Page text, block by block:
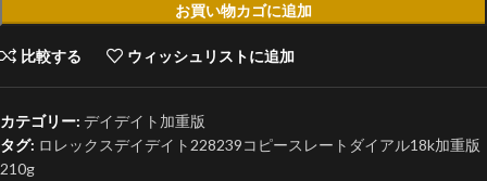
お買い物カゴに追加
比較する ウィッシュリストに追加
カテゴリー: デイデイト加重版
タグ: ロレックスデイデイト228239コピースレートダイアル18k加重版
210g